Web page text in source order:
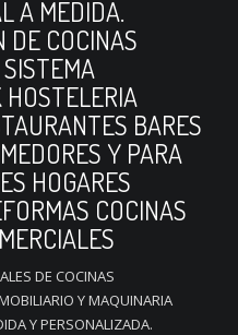
A MEDIDA.
DE COCINAS
BARES
Y PARA
HOGARES
COCINAS
DE COCINAS
Y MAQUINARIA
Y PERSONALIZADA.